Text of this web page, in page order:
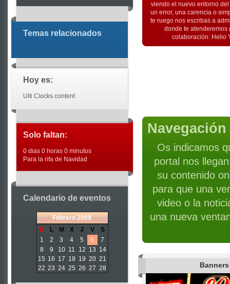
Temas relacionados
Hoy es:
Ulti Clocks content
Solo faltan:
0 dias 0 horas 0 minutos
Para la rifa de Navidad
Calendario de eventos
« < Febrero 2009 > »
D
L M X J V
S
1
2 3 4 5 6
7
8
9 10 11 12 13 14
15 16 17 18 19 20 21
22 23 24 25 26 27 28
viendo el nuevo entorno
un error, una carencia o
te ruego nos escribas a
donde te atenderemos
colaboración: Helio
Os indicamos
portal nos
su contenido
para que una
video o la
una nueva